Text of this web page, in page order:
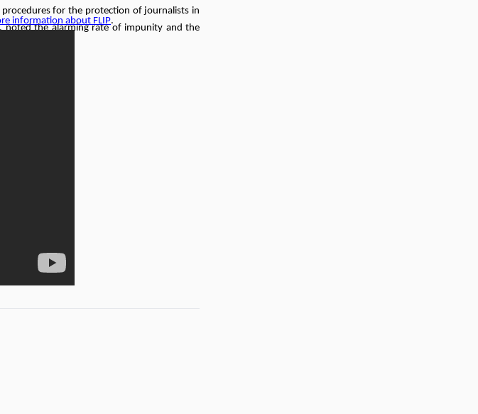
for the protection of journalists in
noted the alarming rate of impunity and the
information about FLIP.